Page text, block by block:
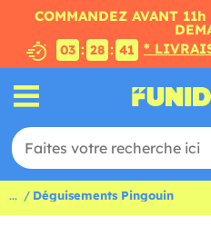
COMMANDEZ AVANT
03 : 28 : 41 *
... Déguisements Pingouin